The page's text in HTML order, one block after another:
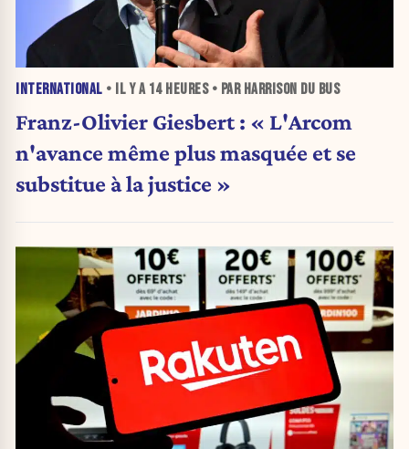
INTERNATIONAL • IL Y A 14 HEURES• PAR HARRISON DU BUS
Franz-Olivier Giesbert : « L'Arcom
n'avance même plus masquée et se
substitue à la justice »